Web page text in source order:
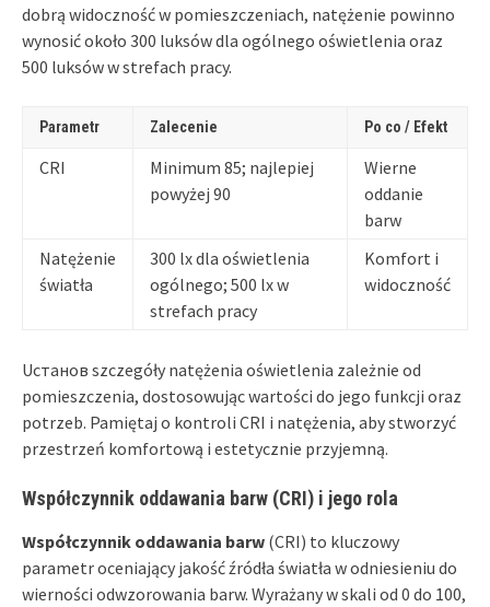
dobrą widoczność w pomieszczeniach, natężenie powinno
wynosić około 300 luksów dla ogólnego oświetlenia oraz
500 luksów w strefach pracy.
Parametr Zalecenie Po co / Efekt
CRI
Minimum 85; najlepiej
powyżej 90
Wierne
oddanie
barw
Natężenie
światła
300 lx dla oświetlenia
ogólnego; 500 lx w
strefach pracy
Komfort i
widoczność
Uстанов szczegóły natężenia oświetlenia zależnie od
pomieszczenia, dostosowując wartości do jego funkcji oraz
potrzeb. Pamiętaj o kontroli CRI i natężenia, aby stworzyć
przestrzeń komfortową i estetycznie przyjemną.
Współczynnik oddawania barw (CRI) i jego rola
Współczynnik oddawania barw (CRI) to kluczowy
parametr oceniający jakość źródła światła w odniesieniu do
wierności odwzorowania barw. Wyrażany w skali od 0 do 100,